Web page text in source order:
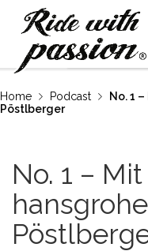
Home Podcast
No. 1
Pöstlberger
No. 1 –